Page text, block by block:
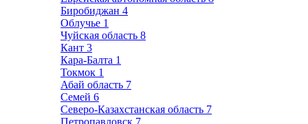
Биробиджан 4
Облучье 1
Чуйская область 8
Кант 3
Кара-Балта 1
Токмок 1
Абай область 7
Семей 6
Северо-Казахстанская область 7
Петропавловск 7